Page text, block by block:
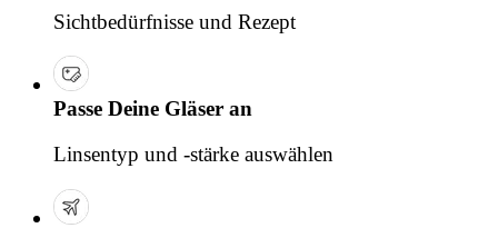
Sichtbedürfnisse und Rezept
Passe Deine Gläser an
Linsentyp und -stärke auswählen